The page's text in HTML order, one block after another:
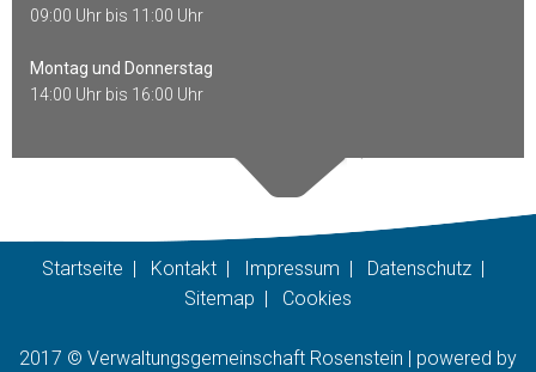
09:00 Uhr bis 11:00 Uhr
Montag und Donnerstag
14:00 Uhr bis 16:00 Uhr
Startseite | Kontakt | Impressum | Datenschutz |
Sitemap | Cookies
2017 © Verwaltungsgemeinschaft Rosenstein | powered by